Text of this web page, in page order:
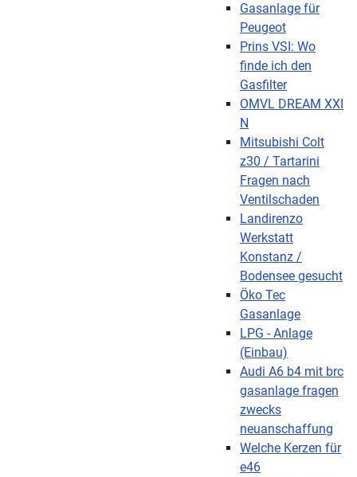
Gasanlage für
Peugeot
Prins VSI: Wo
finde ich den
Gasfilter
OMVL DREAM XXI
N
Mitsubishi Colt
z30 / Tartarini
Fragen nach
Ventilschaden
Landirenzo
Werkstatt
Konstanz /
Bodensee gesucht
Öko Tec
Gasanlage
LPG - Anlage
(Einbau)
Audi A6 b4 mit brc
gasanlage fragen
zwecks
neuanschaffung
Welche Kerzen für
e46